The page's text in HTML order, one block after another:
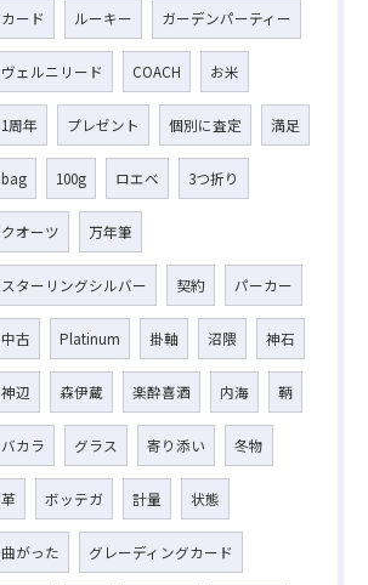
カード ルーキー ガーデンパーティー
ヴェルニリード COACH お米
1周年 プレゼント 個別に査定 満足
bag 100g ロエベ 3つ折り
クオーツ 万年筆
スターリングシルバー 契約 パーカー
中古 Platinum 掛軸 沼隈 神石
神辺 森伊蔵 楽酔喜酒 内海 鞆
バカラ グラス 寄り添い 冬物
革 ボッテガ 計量 状態
曲がった グレーディングカード